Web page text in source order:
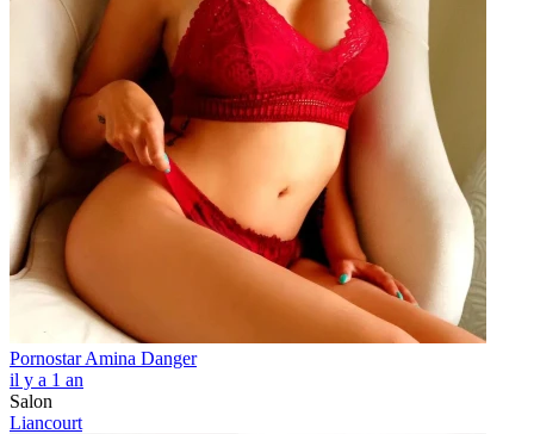
Pornostar Amina Danger
il y a 1 an
Salon
Liancourt